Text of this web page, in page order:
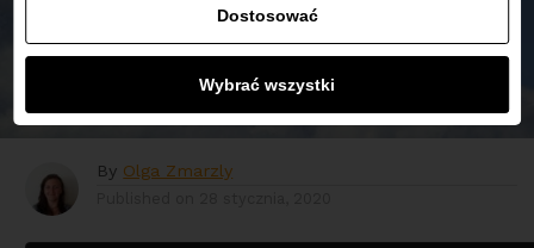
Norwegian: duży bagaż
podręczny już tylko za
By Olga Zmarzly
Dostosować
Wybrać wszystki